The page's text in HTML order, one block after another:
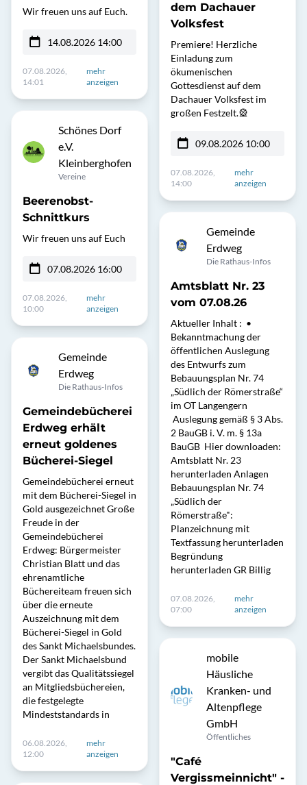
Wir freuen uns auf Euch.
14.08.2026 14:00
07.08.2026,
14:01
mehr
anzeigen
Schönes Dorf
e.V.
Kleinberghofen
Vereine
Beerenobst-
Schnittkurs
Wir freuen uns auf Euch
07.08.2026 16:00
07.08.2026,
10:00
mehr
anzeigen
Gemeinde
Erdweg
Die Rathaus-Infos
Gemeindebücherei
Erdweg erhält
erneut goldenes
Bücherei-Siegel
Gemeindebücherei erneut
mit dem Bücherei-Siegel in
Gold ausgezeichnet Große
Freude in der
Gemeindebücherei
Erdweg: Bürgermeister
Christian Blatt und das
ehrenamtliche
Büchereiteam freuen sich
über die erneute
Auszeichnung mit dem
Bücherei-Siegel in Gold
des Sankt Michaelsbundes.
Der Sankt Michaelsbund
vergibt das Qualitätssiegel
an Mitgliedsbüchereien,
die festgelegte
Mindeststandards in
06.08.2026,
12:00
mehr
anzeigen
dem Dachauer
Volksfest
Premiere! Herzliche
Einladung zum
ökumenischen
Gottesdienst auf dem
Dachauer Volksfest im
großen Festzelt.🎡
09.08.2026 10:00
07.08.2026,
14:00
mehr
anzeigen
Gemeinde
Erdweg
Die Rathaus-Infos
Amtsblatt Nr. 23
vom 07.08.26
Aktueller Inhalt : •
Bekanntmachung der
öffentlichen Auslegung
des Entwurfs zum
Bebauungsplan Nr. 74
„Südlich der Römerstraße“
im OT Langengern
Auslegung gemäß § 3 Abs.
2 BauGB i. V. m. § 13a
BauGB Hier downloaden:
Amtsblatt Nr. 23
herunterladen Anlagen
Bebauungsplan Nr. 74
„Südlich der
Römerstraße":
Planzeichnung mit
Textfassung herunterladen
Begründung
herunterladen GR Billig
07.08.2026,
07:00
mehr
anzeigen
mobile
Häusliche
Kranken- und
Altenpflege
GmbH
Öffentliches
"Café
Vergissmeinnicht" -